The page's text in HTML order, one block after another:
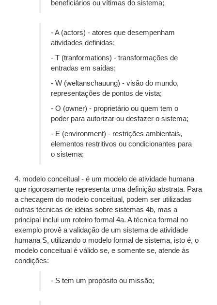
beneficiários ou vítimas do sistema;
- A (actors) - atores que desempenham
atividades definidas;
- T (tranformations) - transformações de
entradas em saídas;
- W (weltanschauung) - visão do mundo,
representações de pontos de vista;
- O (owner) - proprietário ou quem tem o
poder para autorizar ou desfazer o sistema;
- E (environment) - restrições ambientais,
elementos restritivos ou condicionantes para
o sistema;
4. modelo conceitual - é um modelo de atividade humana
que rigorosamente representa uma definição abstrata. Para
a checagem do modelo conceitual, podem ser utilizadas
outras técnicas de idéias sobre sistemas 4b, mas a
principal inclui um roteiro formal 4a. A técnica formal no
exemplo provê a validação de um sistema de atividade
humana S, utilizando o modelo formal de sistema, isto é, o
modelo conceitual é válido se, e somente se, atende às
condições:
- S tem um propósito ou missão;